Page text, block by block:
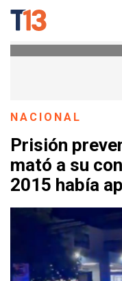
NACIONAL
Prisión
mató a su
2015 había